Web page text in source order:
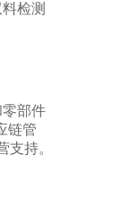
检测
零部件
链管
持。